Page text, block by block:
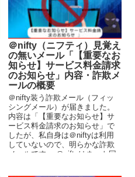
＠nifty（ニフティ）見覚え
の無いメール「【重要なお
知らせ】サービス料金請求
のお知らせ」内容・詐欺メ
ールの概要
＠nifty装う詐欺メール（フィッ
シングメール）が届きました。
内容は「【重要なお知らせ】サ
ービス料金請求のお知らせ」で
したが、私自身は＠niftyは利用
していないので、明らかな詐欺
メールです。 ＠niftyはネット回